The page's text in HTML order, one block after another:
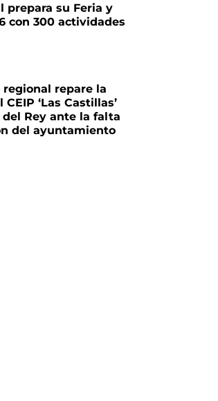
prepara su Feria y
con 300 actividades
regional repare la
‘Las Castillas’
del Rey ante la falta
del ayuntamiento